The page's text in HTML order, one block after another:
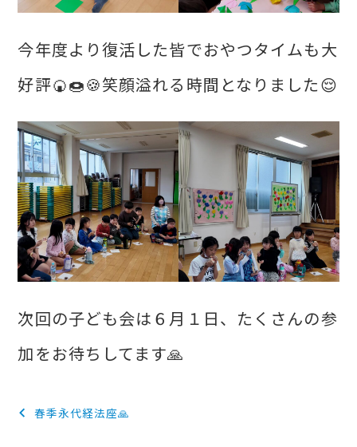
今年度より復活した皆でおやつタイムも大
好評🍘🍩🍪笑顔溢れる時間となりました😌
次回の子ども会は６月１日、たくさんの参
加をお待ちしてます🙏
投 春季永代経法座🙏